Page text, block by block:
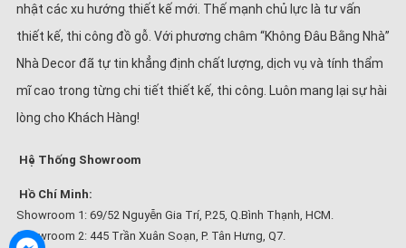
nhật các xu hướng thiết kế mới. Thế mạnh chủ lực là tư vấn
thiết kế, thi công đồ gỗ. Với phương châm “Không Đâu Bằng Nhà”
Nhà Decor đã tự tin khẳng định chất lượng, dịch vụ và tính thẩm
mĩ cao trong từng chi tiết thiết kế, thi công. Luôn mang lại sự hài
lòng cho Khách Hàng!
Hệ Thống Showroom
Hồ Chí Minh:
Showroom 1: 69/52 Nguyễn Gia Trí, P.25, Q.Bình Thạnh, HCM.
Showroom 2: 445 Trần Xuân Soạn, P. Tân Hưng, Q7.